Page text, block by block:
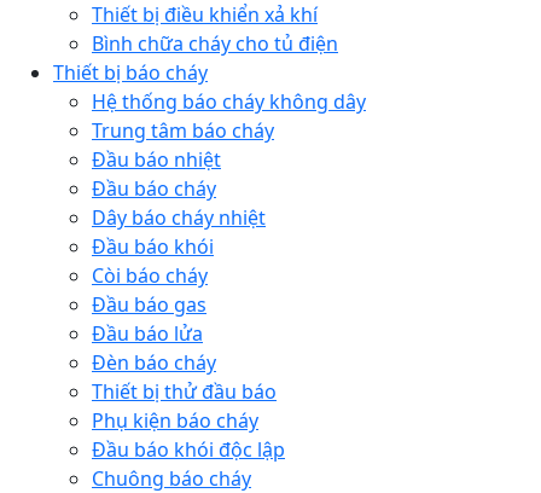
Thiết bị điều khiển xả khí
Bình chữa cháy cho tủ điện
Thiết bị báo cháy
Hệ thống báo cháy không dây
Trung tâm báo cháy
Đầu báo nhiệt
Đầu báo cháy
Dây báo cháy nhiệt
Đầu báo khói
Còi báo cháy
Đầu báo gas
Đầu báo lửa
Đèn báo cháy
Thiết bị thử đầu báo
Phụ kiện báo cháy
Đầu báo khói độc lập
Chuông báo cháy